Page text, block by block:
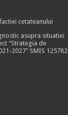
cetateanului
asupra situatiei
"Strategia de
2027" SMIS 125782